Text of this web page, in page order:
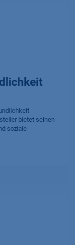
bietet seinen
soziale